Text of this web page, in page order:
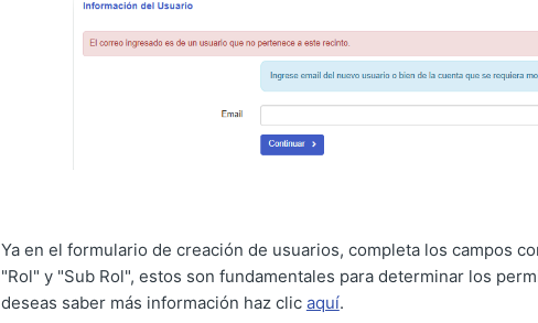
Ya en el formulario de creación de usuarios, completa los campos
"Rol" y "Sub Rol", estos son fundamentales para determinar los
deseas saber más información haz clic aquí.